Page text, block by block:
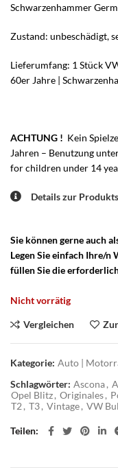
Schwarzenhammer
Zustand: unbeschädigt,
Lieferumfang: 1 Stück
60er Jahre |
ACHTUNG ! Kein
Jahren – Benutzung
for children under 14
Details zur
Sie können gerne auch
Legen Sie einfach Ihre/
füllen Sie die
Nicht vorrätig
Vergleichen
Kategorie: Auto |
Schlagwörter: Ascona,
Opel Blitz, Originales,
T2 , T3, Vintage, VW
Teilen